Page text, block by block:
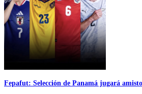
Fepafut: Selección de Panamá jugará